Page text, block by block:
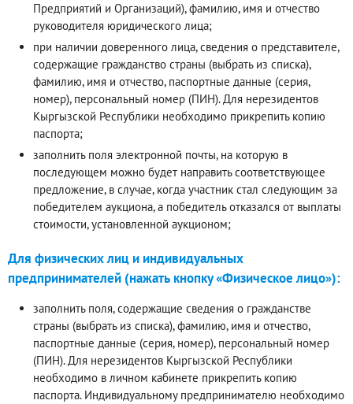
Предприятий и Организаций), фамилию, имя и отчество
руководителя юридического лица;
при наличии доверенного лица, сведения о представителе,
содержащие гражданство страны (выбрать из списка),
фамилию, имя и отчество, паспортные данные (серия,
номер), персональный номер (ПИН). Для нерезидентов
Кыргызской Республики необходимо прикрепить копию
паспорта;
заполнить поля электронной почты, на которую в
последующем можно будет направить соответствующее
предложение, в случае, когда участник стал следующим за
победителем аукциона, а победитель отказался от выплаты
стоимости, установленной аукционом;
Для физических лиц и индивидуальных
предпринимателей (нажать кнопку «Физическое лицо»):
заполнить поля, содержащие сведения о гражданстве
страны (выбрать из списка), фамилию, имя и отчество,
паспортные данные (серия, номер), персональный номер
(ПИН). Для нерезидентов Кыргызской Республики
необходимо в личном кабинете прикрепить копию
паспорта. Индивидуальному предпринимателю необходимо